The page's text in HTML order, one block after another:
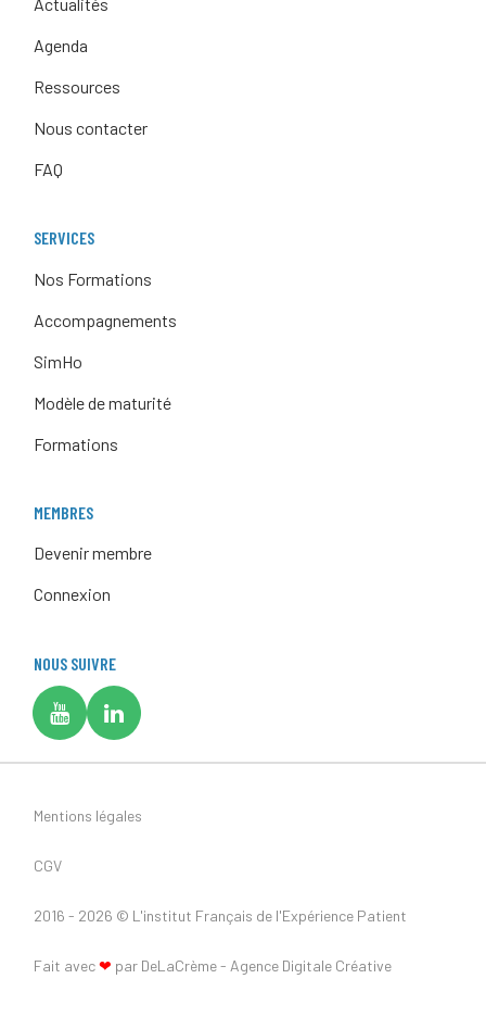
Agenda
Ressources
Nous contacter
FAQ
SERVICES
Nos Formations
Accompagnements
SimHo
Modèle de maturité
Formations
MEMBRES
Devenir membre
Connexion
NOUS SUIVRE
Fait avec❤ par DeLaCrème - Agence Digitale Créative
Mentions légales
CGV
2016 - 2026 © L'institut Français de l'Expérience Patient